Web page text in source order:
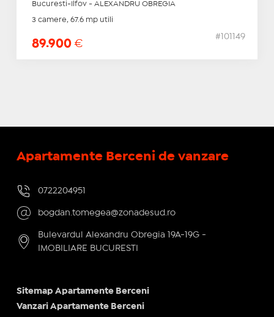
Bucuresti-Ilfov - ALEXANDRU OBREGIA
3 camere, 67.6 mp utili
89.900 €
#101149
Apartamente Berceni de vanzare
0722204951
bogdan.tomegea@zonadesud.ro
Bulevardul Alexandru Obregia 19A-19G -
IMOBILIARE BUCURESTI
Sitemap Apartamente Berceni
Vanzari Apartamente Berceni